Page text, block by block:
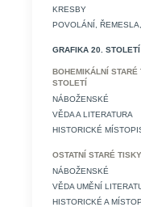
KRESBY
POVOLÁNÍ,
GRAFIKA 20. STOLETÍ
BOHEMIKÁLNÍ STARÉ
STOLETÍ
NÁBOŽENSKÉ
VĚDA A LITERATURA
HISTORICKÉ
OSTATNÍ STARÉ
NÁBOŽENSKÉ
VĚDA UMĚNÍ
HISTORICKÉ A